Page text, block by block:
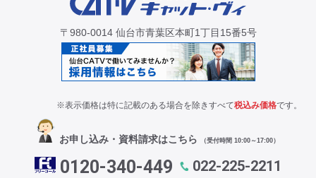
〒980-0014 仙台市青葉区本町1丁目15番5号
※表示価格は特に記載のある場合を除きすべて税込み価格です。
お申し込み・資料請求はこちら （受付時間 10:00～17:00）
0120-340-449 022-225-2211